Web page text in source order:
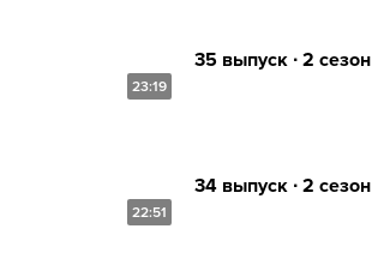
23:19
35 выпуск ∙ 2 сезон
22:51
34 выпуск ∙ 2 сезон